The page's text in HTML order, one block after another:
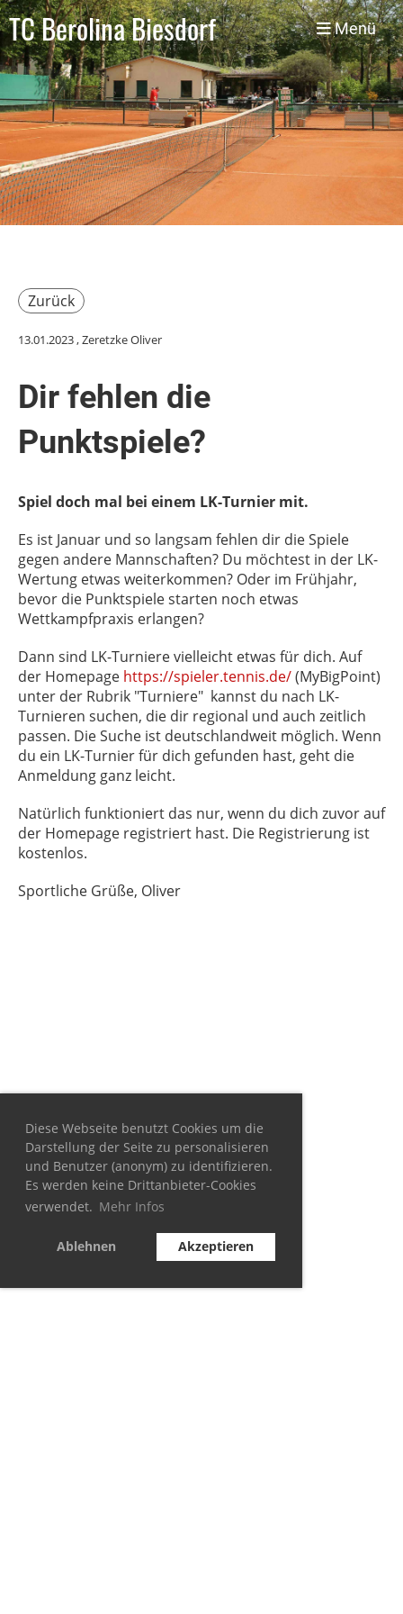
Diese Webseite benutzt Cookies um die
Darstellung der Seite zu personalisieren
und Benutzer (anonym) zu identifizieren.
Es werden keine Drittanbieter-Cookies
verwendet. Mehr Infos
Ablehnen Akzeptieren
TC Berolina Biesdorf Menü
Zurück
13.01.2023, Zeretzke Oliver
Dir fehlen die
Punktspiele?
Spiel doch mal bei einem LK-Turnier mit.
Es ist Januar und so langsam fehlen dir die Spiele
gegen andere Mannschaften? Du möchtest in der LK-
Wertung etwas weiterkommen? Oder im Frühjahr,
bevor die Punktspiele starten noch etwas
Wettkampfpraxis erlangen?
Dann sind LK-Turniere vielleicht etwas für dich. Auf
der Homepage https://spieler.tennis.de/(MyBigPoint)
unter der Rubrik "Turniere" kannst du nach LK-
Turnieren suchen, die dir regional und auch zeitlich
passen. Die Suche ist deutschlandweit möglich. Wenn
du ein LK-Turnier für dich gefunden hast, geht die
Anmeldung ganz leicht.
Natürlich funktioniert das nur, wenn du dich zuvor auf
der Homepage registriert hast. Die Registrierung ist
kostenlos.
Sportliche Grüße, Oliver